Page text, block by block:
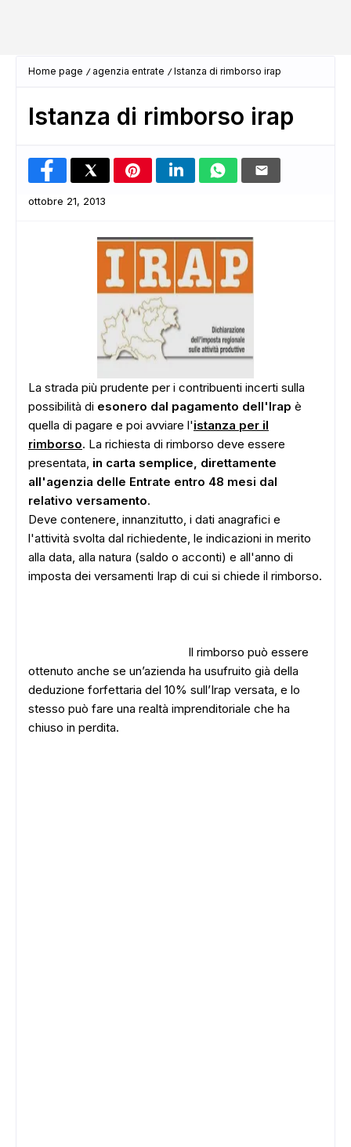
Home page agenzia entrate Istanza di rimborso irap
Istanza di rimborso irap
ottobre 21, 2013
La strada più prudente per i contribuenti incerti sulla
possibilità di esonero dal pagamento dell'Irap è
quella di pagare e poi avviare l'istanza per il
rimborso. La richiesta di rimborso deve essere
presentata, in carta semplice, direttamente
all'agenzia delle Entrate entro 48 mesi dal
relativo versamento.
Deve contenere, innanzitutto, i dati anagrafici e
l'attività svolta dal richiedente, le indicazioni in merito
alla data, alla natura (saldo o acconti) e all'anno di
imposta dei versamenti Irap di cui si chiede il rimborso.
Il rimborso può essere
ottenuto anche se un’azienda ha usufruito già della
deduzione forfettaria del 10% sull’Irap versata, e lo
stesso può fare una realtà imprenditoriale che ha
chiuso in perdita.